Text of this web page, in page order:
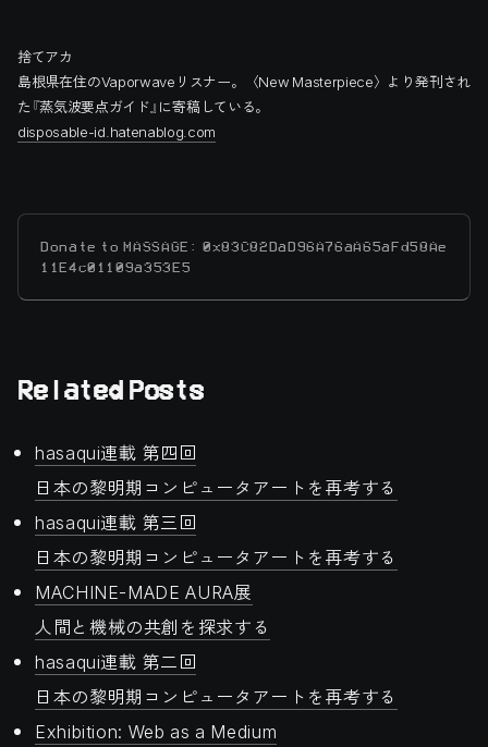
捨てアカ
島根県在住のVaporwaveリスナー。〈New Masterpiece〉より発刊され
た『蒸気波要点ガイド』に寄稿している。
disposable-id.hatenablog.com
Donate to MASSAGE: 0x83C82DaD96A76aA65aFd58Ae
11E4c01109a353E5
Related Posts
hasaqui連載 第四回
日本の黎明期コンピュータアートを再考する
hasaqui連載 第三回
日本の黎明期コンピュータアートを再考する
MACHINE-MADE AURA展
人間と機械の共創を探求する
hasaqui連載 第二回
日本の黎明期コンピュータアートを再考する
Exhibition: Web as a Medium